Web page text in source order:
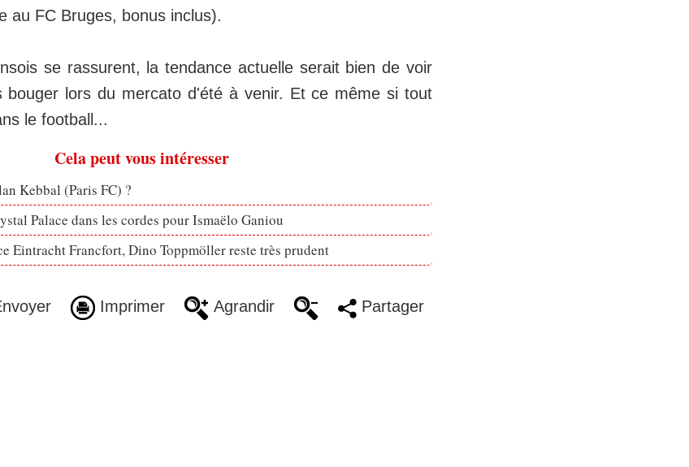
au FC Bruges, bonus inclus).
se rassurent, la tendance actuelle serait bien de voir
bouger lors du mercato d'été à venir. Et ce même si tout
le football...
Cela peut vous intéresser
Kebbal (Paris FC) ?
Palace dans les cordes pour Ismaëlo Ganiou
Eintracht Francfort, Dino Toppmöller reste très prudent
Imprimer Agrandir Partager